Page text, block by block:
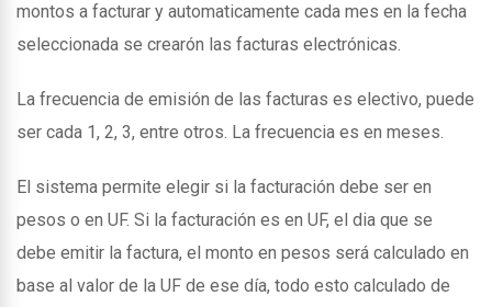
montos a facturar y automaticamente cada mes en la fecha
seleccionada se crearón las facturas electrónicas.
La frecuencia de emisión de las facturas es electivo, puede
ser cada 1, 2, 3, entre otros. La frecuencia es en meses.
El sistema permite elegir si la facturación debe ser en
pesos o en UF. Si la facturación es en UF, el dia que se
debe emitir la factura, el monto en pesos será calculado en
base al valor de la UF de ese día, todo esto calculado de